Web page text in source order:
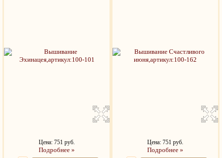
Цена: 751 руб.
Подробнее »
Цена: 751 руб.
Подробнее »